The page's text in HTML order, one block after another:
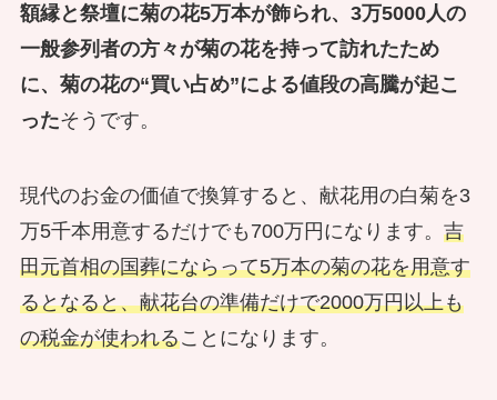
額縁と祭壇に菊の花5万本が飾られ、3万5000人の
一般参列者の方々が菊の花を持って訪れたため
に、菊の花の“買い占め”による値段の高騰が起こ
ったそうです。
現代のお金の価値で換算すると、献花用の白菊を3
万5千本用意するだけでも700万円になります。 吉
田元首相の国葬にならって5万本の菊の花を用意す
るとなると、献花台の準備だけで2000万円以上も
の税金が使われることになります。